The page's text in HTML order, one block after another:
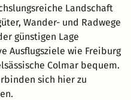
Landschaft
Wander- und Radwege
günstigen Lage
Ausflugsziele wie Freiburg
Colmar bequem.
sich hier zu